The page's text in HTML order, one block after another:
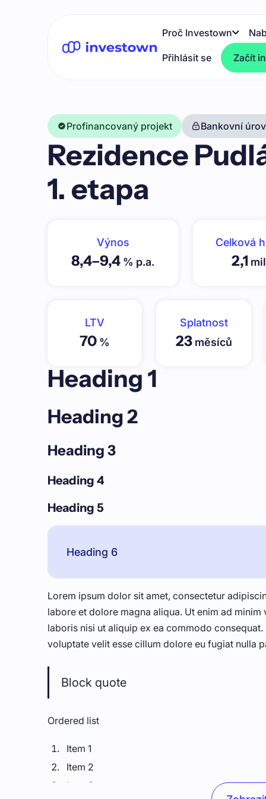
Proč Investown
Přihlásit se Začít
Profinancovaný projekt Bankovní
Rezidence
1. etapa
Výnos
8,4–9,4 % p.a.
Celková
2,1
LTV
70 %
Splatnost
23měsíců
Heading 1
Heading 2
Heading 3
Heading 4
Heading 5
Heading 6
Lorem ipsum dolor sit amet, consectetur
labore et dolore magna aliqua. Ut enim ad
laboris nisi ut aliquip ex ea commodo
voluptate velit esse cillum dolore eu fugiat nulla
Block quote
Ordered list
Item 1
Item 2
Item 3